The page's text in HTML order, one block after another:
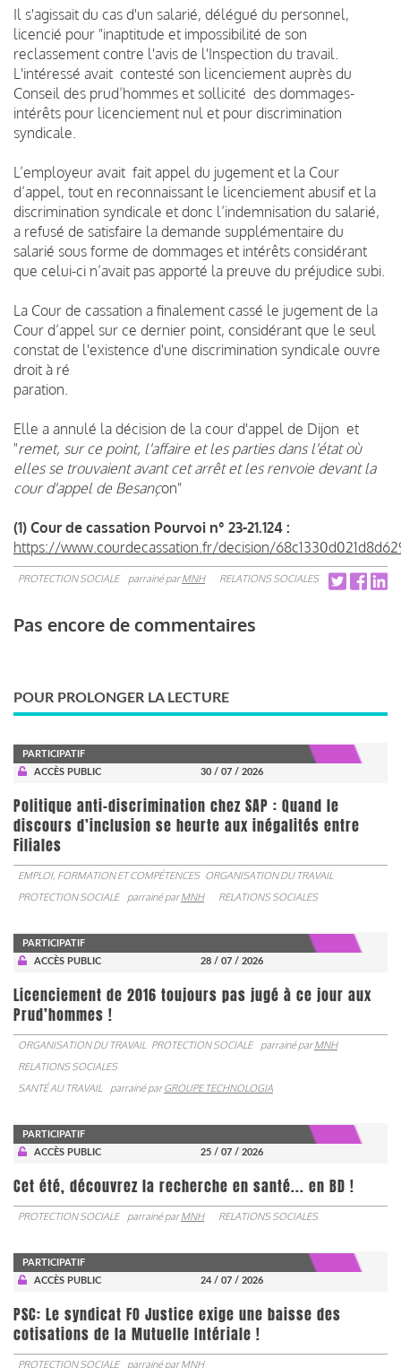
Il s'agissait du cas d'un salarié, délégué du personnel,
licencié pour "inaptitude et impossibilité de son
reclassement contre l'avis de l'Inspection du travail.
L'intéressé avait contesté son licenciement auprès du
Conseil des prud’hommes et sollicité des dommages-
intérêts pour licenciement nul et pour discrimination
syndicale.
L’employeur avait fait appel du jugement et la Cour
d’appel, tout en reconnaissant le licenciement abusif et la
discrimination syndicale et donc l’indemnisation du salarié,
a refusé de satisfaire la demande supplémentaire du
salarié sous forme de dommages et intérêts considérant
que celui-ci n’avait pas apporté la preuve du préjudice subi.
La Cour de cassation a finalement cassé le jugement de la
Cour d’appel sur ce dernier point, considérant que le seul
constat de l'existence d'une discrimination syndicale ouvre
droit à ré
paration.
Elle a annulé la décision de la cour d'appel de Dijon et
"remet, sur ce point, l'affaire et les parties dans l'état où
elles se trouvaient avant cet arrêt et les renvoie devant la
cour d'appel de Besançon"
(1) Cour de cassation Pourvoi n° 23-21.124 :
https://www.courdecassation.fr/decision/
PROTECTION SOCIALE parrainé parMNH RELATIONS SOCIALES
Pas encore de commentaires
POUR PROLONGER LA LECTURE
PARTICIPATIF
ACCÈS PUBLIC
30 / 07 / 2026
Politique anti-discrimination chez SAP : Quand le
discours d’inclusion se heurte aux inégalités entre
Filiales
EMPLOI, FORMATION ET COMPÉTENCES ORGANISATION DU TRAVAIL
PROTECTION SOCIALE
parrainé parMNH RELATIONS SOCIALES
PARTICIPATIF
ACCÈS PUBLIC
28 / 07 / 2026
Licenciement de 2016 toujours pas jugé à ce jour aux
Prud’hommes !
ORGANISATION DU TRAVAIL PROTECTION SOCIALE parrainé parMNH
RELATIONS SOCIALES
SANTÉ AU TRAVAIL
parrainé parGROUPE TECHNOLOGIA
PARTICIPATIF
ACCÈS PUBLIC
25 / 07 / 2026
Cet été, découvrez la recherche en santé... en BD !
PROTECTION SOCIALE parrainé parMNH RELATIONS SOCIALES
PARTICIPATIF
ACCÈS PUBLIC
24 / 07 / 2026
PSC: Le syndicat FO Justice exige une baisse des
cotisations de la Mutuelle Intériale !
PROTECTION SOCIALE parrainé parMNH